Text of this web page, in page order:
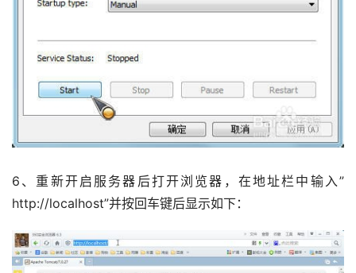
6、重新开启服务器后打开浏览器，在地址栏中输入”
http://localhost”并按回车键后显示如下：